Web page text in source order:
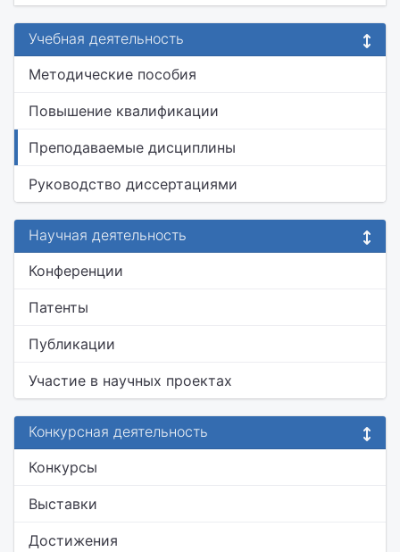
Учебная деятельность
Методические пособия
Повышение квалификации
Преподаваемые дисциплины
Руководство диссертациями
Научная деятельность
Конференции
Патенты
Публикации
Участие в научных проектах
Конкурсная деятельность
Конкурсы
Выставки
Достижения